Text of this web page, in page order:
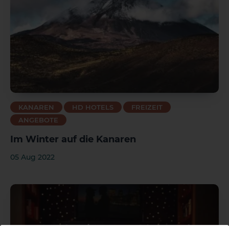
KANAREN HD HOTELS
FREIZEIT
ANGEBOTE
Im Winter auf die Kanaren
05 Aug 2022